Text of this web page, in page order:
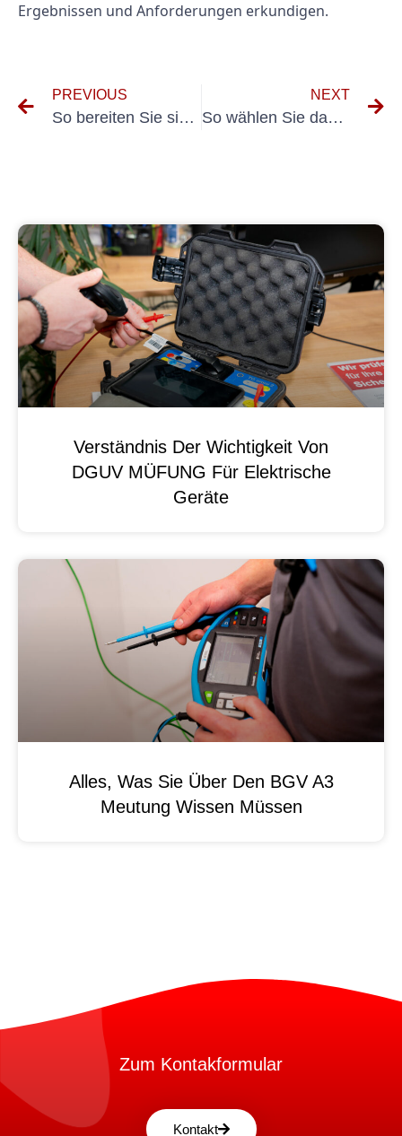
Ergebnissen und Anforderungen erkundigen.
PREVIOUS
So bereiten Sie sich auf eine erfolgreiche VDE-Prüfung elektrischer Geräte vor
NEXT
So wählen Sie das richtige Prüfgerät für die Geräteprüfung nach DIN VDE 0701 0702 aus
Verständnis Der Wichtigkeit Von
DGUV MÜFUNG Für Elektrische
Geräte
Alles, Was Sie Über Den BGV A3
Meutung Wissen Müssen
Zum Kontakformular
Kontakt